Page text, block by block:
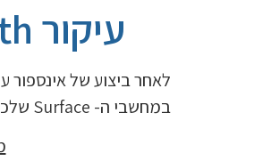
עיקור WI-FI, Bluetooth, / הסרת רכיבי מצלמות ומיקרופונים
לאחר ביצוע של אינספור
במחשבי ה- Surface שלכם. כל עיקור או הסרת רכיב מתבצעים על ידי טכנאים מהטובים והמנוסים ביותר בביצוע תהליכים אלו.